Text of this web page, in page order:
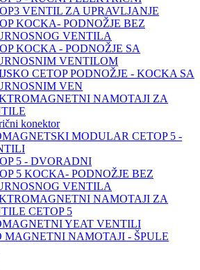
VENTIL ZA UPRAVLJANJE
KOCKA- PODNOŽJE BEZ
VENTILA
KOCKA - PODNOŽJE SA
VENTILOM
CETOP PODNOŽJE - KOCKA SA
VEN
NAMOTAJI ZA
konektor
MODULAR CETOP 5 -
5 - DVORADNI
5 KOCKA- PODNOŽJE BEZ
VENTILA
NAMOTAJI ZA
CETOP 5
YEAT VENTILI
MAGNETNI NAMOTAJI - ŠPULE